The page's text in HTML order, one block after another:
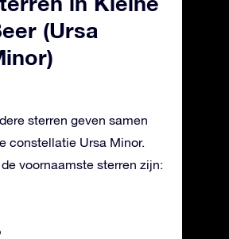
(Ursa
sterren geven samen
constellatie Ursa Minor.
voornaamste sterren zijn: